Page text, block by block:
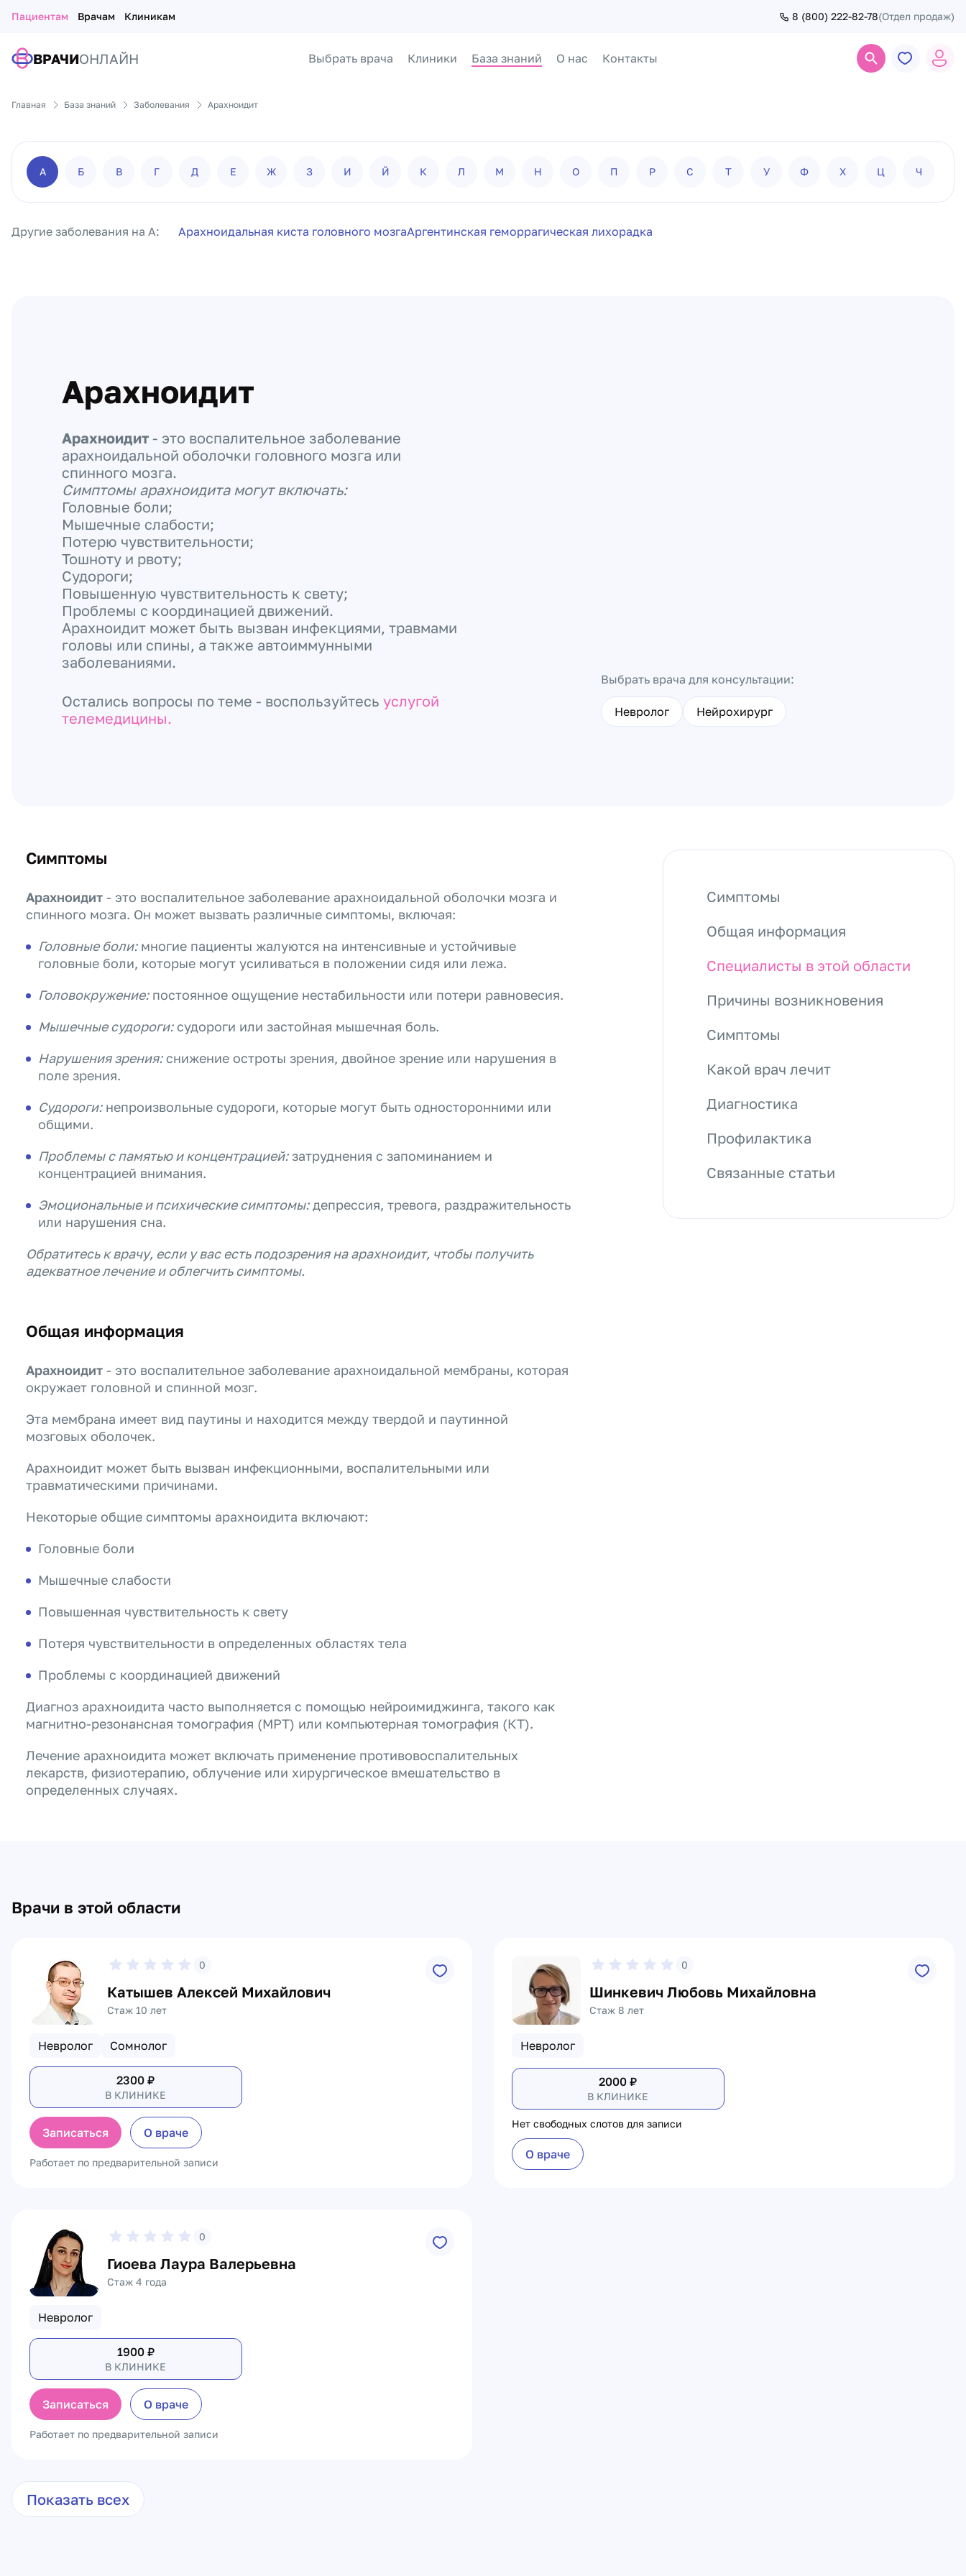
Пациентам Врачам Клиникам 8 (800) 222-82-78(Отдел продаж)
ВРАЧИОНЛАЙН Выбрать врача Клиники База знаний О нас Контакты
Главная База знаний Заболевания Арахноидит
А Б В Г Д Е Ж З И Й К Л М Н О П Р С Т У Ф Х Ц Ч
Другие заболевания на А: Арахноидальная киста головного мозгаАргентинская геморрагическая лихорадка
Арахноидит
Арахноидит - это воспалительное заболевание
арахноидальной оболочки головного мозга или
спинного мозга.
Симптомы арахноидита могут включать:
Головные боли;
Мышечные слабости;
Потерю чувствительности;
Тошноту и рвоту;
Судороги;
Повышенную чувствительность к свету;
Проблемы с координацией движений.
Арахноидит может быть вызван инфекциями, травмами
головы или спины, а также автоиммунными
заболеваниями.
Остались вопросы по теме - воспользуйтесь услугой
телемедицины.
Выбрать врача для консультации:
Невролог Нейрохирург
Симптомы
Арахноидит - это воспалительное заболевание арахноидальной оболочки мозга и
спинного мозга. Он может вызвать различные симптомы, включая:
Головные боли:многие пациенты жалуются на интенсивные и устойчивые
головные боли, которые могут усиливаться в положении сидя или лежа.
Головокружение:постоянное ощущение нестабильности или потери равновесия.
Мышечные судороги:судороги или застойная мышечная боль.
Нарушения зрения:снижение остроты зрения, двойное зрение или нарушения в
поле зрения.
Судороги:непроизвольные судороги, которые могут быть односторонними или
общими.
Проблемы с памятью и концентрацией:затруднения с запоминанием и
концентрацией внимания.
Эмоциональные и психические симптомы:депрессия, тревога, раздражительность
или нарушения сна.
Обратитесь к врачу, если у вас есть подозрения на арахноидит, чтобы получить
адекватное лечение и облегчить симптомы.
Общая информация
Арахноидит - это воспалительное заболевание арахноидальной мембраны, которая
окружает головной и спинной мозг.
Эта мембрана имеет вид паутины и находится между твердой и паутинной
мозговых оболочек.
Арахноидит может быть вызван инфекционными, воспалительными или
травматическими причинами.
Некоторые общие симптомы арахноидита включают:
Головные боли
Мышечные слабости
Повышенная чувствительность к свету
Потеря чувствительности в определенных областях тела
Проблемы с координацией движений
Диагноз арахноидита часто выполняется с помощью нейроимиджинга, такого как
магнитно-резонансная томография (МРТ) или компьютерная томография (КТ).
Лечение арахноидита может включать применение противовоспалительных
лекарств, физиотерапию, облучение или хирургическое вмешательство в
определенных случаях.
Симптомы
Общая информация
Специалисты в этой области
Причины возникновения
Симптомы
Какой врач лечит
Диагностика
Профилактика
Связанные статьи
Врачи в этой области
0
Катышев Алексей Михайлович
Стаж 10 лет
Невролог Сомнолог
2300 ₽
В КЛИНИКЕ
Записаться О враче
Работает по предварительной записи
0
Шинкевич Любовь Михайловна
Стаж 8 лет
Невролог
2000 ₽
В КЛИНИКЕ
Нет свободных слотов для записи
О враче
0
Гиоева Лаура Валерьевна
Стаж 4 года
Невролог
1900₽
В КЛИНИКЕ
Записаться О враче
Работает по предварительной записи
Показать всех